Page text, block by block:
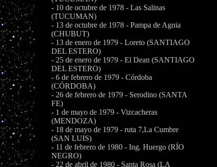
- 10 de octubre de 1978 - Las Salinas
(TUCUMAN)
- 13 de octubre de 1978 - Pampa de Agnia
(CHUBUT)
- 13 de enero de 1979 - Loreto (SANTIAGO
DEL ESTERO)
- 25 de enero de 1979 - El Dean (SANTIAGO
DEL ESTERO)
- 6 de febrero de 1979 - Córdoba
(CÓRDOBA)
- 26 de febrero de 1979 - Serodino (SANTA
FE)
- 1 de mayo de 1979 - Vizcacheras
(MENDOZA)
- 18 de mayo de 1979 - ruta 7,La Cumbre
(SAN LUIS)
- 11 de febrero de 1980 - Ing. Huergo (RÍO
NEGRO)
- 22 de abril de 1980 - Santa Rosa (LA